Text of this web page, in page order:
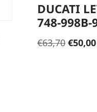
DUCATI
748-998B-
€63,70 €50,00